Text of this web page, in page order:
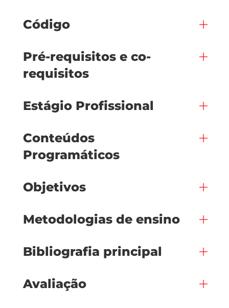
Código
Pré-requisitos e co-
requisitos
Estágio Profissional
Conteúdos
Programáticos
Objetivos
Metodologias de ensino
Bibliografia principal
Avaliação